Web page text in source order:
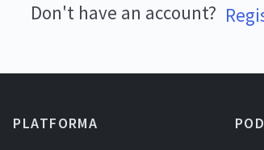
Don't have an account?
PLATFORMA